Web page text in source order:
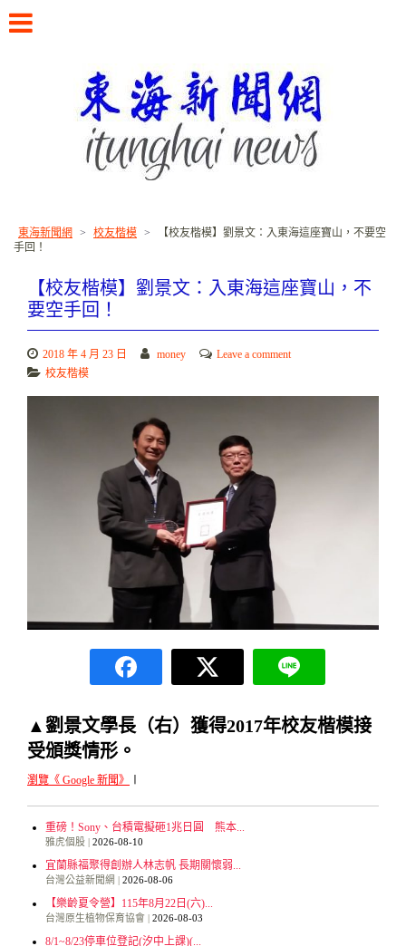
content
東海新聞網 > 校友楷模 >
【校友楷模】劉景文：入東海這座寶山，不要空
手回！
【校友楷模】劉景文：入東海這座寶山，不
要空手回！
2018 年 4 月 23 日 money
Leave a comment
校友楷模
▲劉景文學長（右）獲得2017年校友楷模接
受頒獎情形。
瀏覽《 Google 新聞》
重磅！Sony、台積電擬砸1兆日圓 熊本...
雅虎個股 2026-08-10
宜蘭縣福聚得創辦人林志帆 長期關懷弱...
台灣公益新聞網 2026-08-06
【樂齡夏令營】115年8月22日(六)...
台灣原生植物保育協會 2026-08-03
8/1~8/23停車位登記(汐中上課)(...